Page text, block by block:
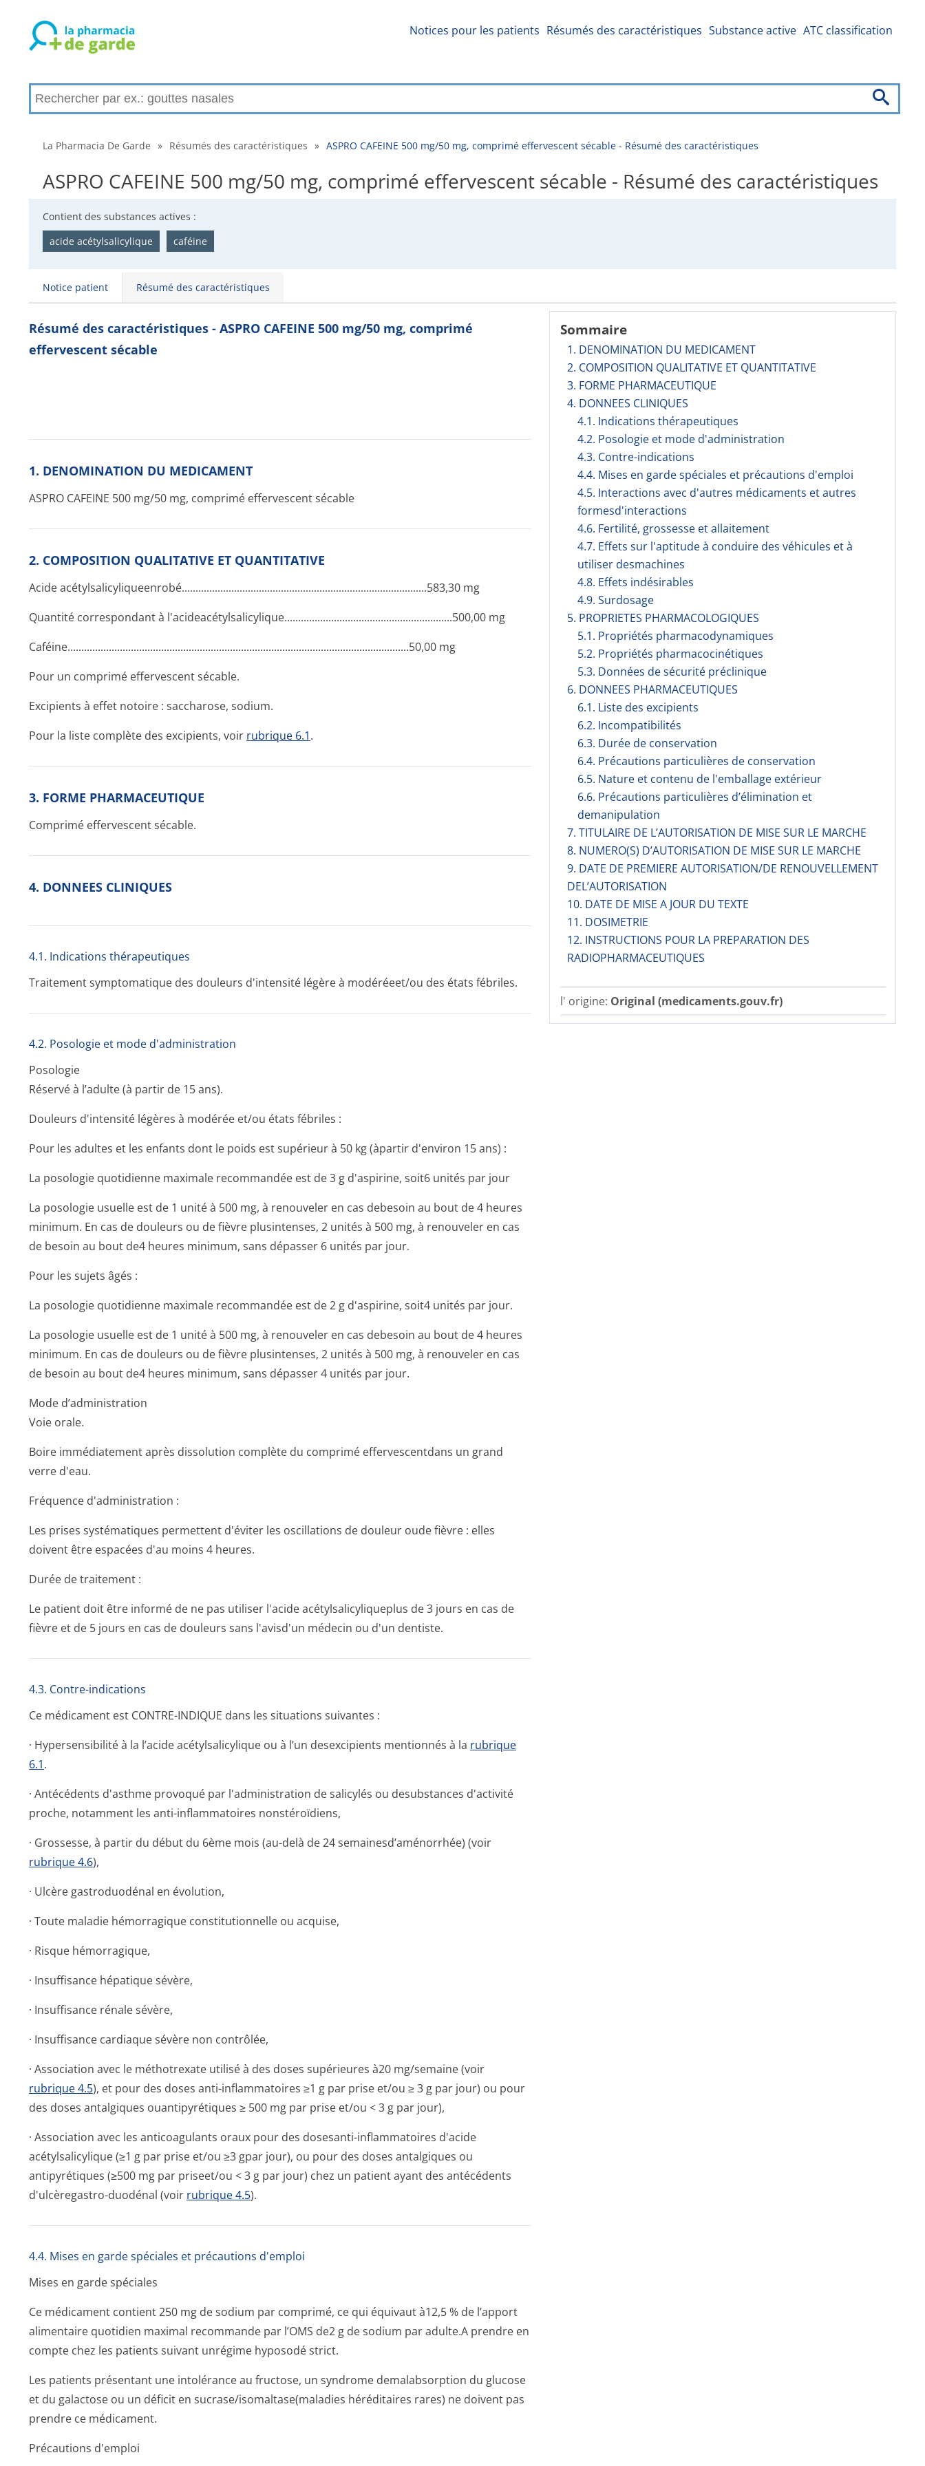
Notices pour les patients Résumés des caractéristiques Substance active ATC classification
La Pharmacia De Garde » Résumés des caractéristiques » ASPRO CAFEINE 500 mg/50 mg, comprimé effervescent sécable - Résumé des caractéristiques
ASPRO CAFEINE 500 mg/50 mg, comprimé effervescent sécable - Résumé des caractéristiques
Contient des substances actives :
acide acétylsalicylique
caféine
Notice patient Résumé des caractéristiques
Sommaire
1. DENOMINATION DU MEDICAMENT
2. COMPOSITION QUALITATIVE ET QUANTITATIVE
3. FORME PHARMACEUTIQUE
4. DONNEES CLINIQUES
4.1. Indications thérapeutiques
4.2. Posologie et mode d'administration
4.3. Contre-indications
4.4. Mises en garde spéciales et précautions d'emploi
4.5. Interactions avec d'autres médicaments et autres
formesd'interactions
4.6. Fertilité, grossesse et allaitement
4.7. Effets sur l'aptitude à conduire des véhicules et à
utiliser desmachines
4.8. Effets indésirables
4.9. Surdosage
5. PROPRIETES PHARMACOLOGIQUES
5.1. Propriétés pharmacodynami­ques
5.2. Propriétés pharmacocinéti­ques
5.3. Données de sécurité préclinique
6. DONNEES PHARMACEUTIQUES
6.1. Liste des excipients
6.2. Incompati­bilités
6.3. Durée de conservation
6.4. Précautions particulières de conservation
6.5. Nature et contenu de l'emballage extérieur
6.6. Précautions particulières d’élimination et
demanipulation
7. TITULAIRE DE L’AUTORISATION DE MISE SUR LE MARCHE
8. NUMERO(S) D’AUTORISATION DE MISE SUR LE MARCHE
9. DATE DE PREMIERE AUTORISATION/DE RENOUVELLEMENT
DEL’AUTORISATION
10. DATE DE MISE A JOUR DU TEXTE
11. DOSIMETRIE
12. INSTRUCTIONS POUR LA PREPARATION DES
RADIOPHARMACE­UTIQUES
l' origine: Original (medicaments.gouv.fr)
Résumé des caractéristiques - ASPRO CAFEINE 500 mg/50 mg, comprimé
effervescent sécable
1. DENOMINATION DU MEDICAMENT
ASPRO CAFEINE 500 mg/50 mg, comprimé effervescent sécable
2. COMPOSITION QUALITATIVE ET QUANTITATIVE
Acide acétylsalicyli­queenrobé....­.............­.............­.............­.............­.............­.............­.......583,30 mg
Quantité correspondant à l'acideacétyl­salicylique..­.............­.............­.............­.............­.......500,00 mg
Caféine......­.............­.............­.............­.............­.............­.............­.............­.............­.............­.50,00 mg
Pour un comprimé effervescent sécable.
Excipients à effet notoire : saccharose, sodium.
Pour la liste complète des excipients, voir rubrique 6.1.
3. FORME PHARMACEUTIQUE
Comprimé effervescent sécable.
4. DONNEES CLINIQUES
4.1. Indications thérapeutiques
Traitement symptomatique des douleurs d'intensité légère à modéréeet/ou des états fébriles.
4.2. Posologie et mode d'administration
Posologie
Réservé à l’adulte (à partir de 15 ans).
Douleurs d'intensité légères à modérée et/ou états fébriles :
Pour les adultes et les enfants dont le poids est supérieur à 50 kg (àpartir d'environ 15 ans) :
La posologie quotidienne maximale recommandée est de 3 g d'aspirine, soit6 unités par jour
La posologie usuelle est de 1 unité à 500 mg, à renouveler en cas debesoin au bout de 4 heures
minimum. En cas de douleurs ou de fièvre plusintenses, 2 unités à 500 mg, à renouveler en cas
de besoin au bout de4 heures minimum, sans dépasser 6 unités par jour.
Pour les sujets âgés :
La posologie quotidienne maximale recommandée est de 2 g d'aspirine, soit4 unités par jour.
La posologie usuelle est de 1 unité à 500 mg, à renouveler en cas debesoin au bout de 4 heures
minimum. En cas de douleurs ou de fièvre plusintenses, 2 unités à 500 mg, à renouveler en cas
de besoin au bout de4 heures minimum, sans dépasser 4 unités par jour.
Mode d’administration
Voie orale.
Boire immédiatement après dissolution complète du comprimé effervescentdans un grand
verre d'eau.
Fréquence d'administration :
Les prises systématiques permettent d'éviter les oscillations de douleur oude fièvre : elles
doivent être espacées d'au moins 4 heures.
Durée de traitement :
Le patient doit être informé de ne pas utiliser l'acide acétylsalicyli­queplus de 3 jours en cas de
fièvre et de 5 jours en cas de douleurs sans l'avisd'un médecin ou d'un dentiste.
4.3. Contre-indications
Ce médicament est CONTRE-INDIQUE dans les situations suivantes :
· Hypersensibilité à la l’acide acétylsalicylique ou à l’un desexcipients mentionnés à la rubrique
6.1.
· Antécédents d'asthme provoqué par l'administration de salicylés ou desubstances d'activité
proche, notamment les anti-inflammatoires nonstéroïdiens,
· Grossesse, à partir du début du 6ème mois (au-delà de 24 semainesd’a­ménorrhée) (voir
rubrique 4.6),
· Ulcère gastroduodénal en évolution,
· Toute maladie hémorragique constitutionnelle ou acquise,
· Risque hémorragique,
· Insuffisance hépatique sévère,
· Insuffisance rénale sévère,
· Insuffisance cardiaque sévère non contrôlée,
· Association avec le méthotrexate utilisé à des doses supérieures à20 mg/semaine (voir
rubrique 4.5), et pour des doses anti-inflammatoires ≥1 g par prise et/ou ≥ 3 g par jour) ou pour
des doses antalgiques ouantipyrétiques ≥ 500 mg par prise et/ou < 3 g par jour),
· Association avec les anticoagulants oraux pour des dosesanti-inflammatoires d'acide
acétylsalicylique (≥1 g par prise et/ou ≥3 gpar jour), ou pour des doses antalgiques ou
antipyrétiques (≥500 mg par priseet/ou < 3 g par jour) chez un patient ayant des antécédents
d'ulcèregastro-duodénal (voir rubrique 4.5).
4.4. Mises en garde spéciales et précautions d'emploi
Mises en garde spéciales
Ce médicament contient 250 mg de sodium par comprimé, ce qui équivaut à12,5 % de l’apport
alimentaire quotidien maximal recommande par l’OMS de2 g de sodium par adulte.A prendre en
compte chez les patients suivant unrégime hyposodé strict.
Les patients présentant une intolérance au fructose, un syndrome demalabsorption du glucose
et du galactose ou un déficit en sucrase/isomal­tase(maladies héréditaires rares) ne doivent pas
prendre ce médicament.
Précautions d'emploi